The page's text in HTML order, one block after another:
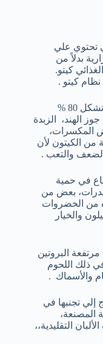
تحتوي علي
بدلاً من
كيتو.
نظام كيتو .
يمكنك الحصول علي الدهون الصحية ( التي تشكل 80 %
الهند، الزبدة
المكسرات،
الكيتون لأن
والتعب .
في حمية
بعض من
من الخضروات
والخيار
البروتين
ذلك اللحوم
والأسماك .
إلي تجنبها في
المصنعة،
التقليدية،،